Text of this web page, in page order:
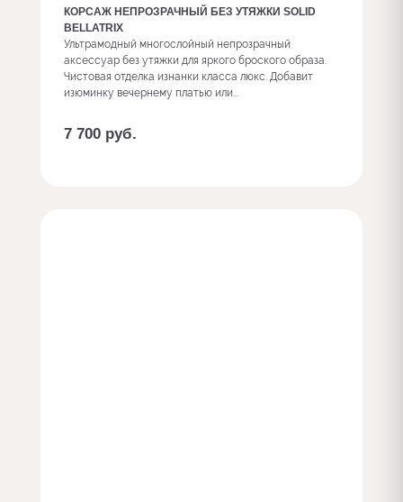
КОРСАЖ НЕПРОЗРАЧНЫЙ БЕЗ УТЯЖКИ SOLID
BELLATRIX
Ультрамодный многослойный непрозрачный
аксессуар без утяжки для яркого броского образа.
Чистовая отделка изнанки класса люкс. Добавит
изюминку вечернему платью или...
7 700 руб.